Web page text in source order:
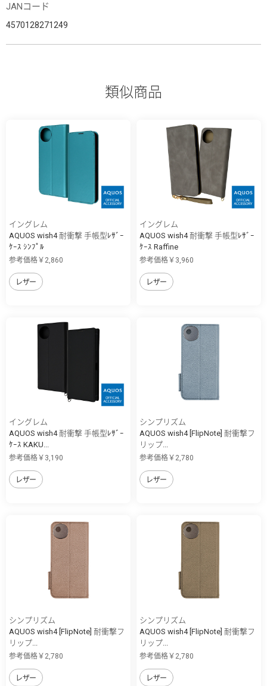
JANコード
4570128271249
類似商品
イングレム
AQUOS wish4 耐衝撃 手帳型ﾚｻﾞｰ
ｹｰｽ ｼﾝﾌﾟﾙ
参考価格￥2,860
レザー
イングレム
AQUOS wish4 耐衝撃 手帳型ﾚｻﾞｰ
ｹｰｽ Raffine
参考価格￥3,960
レザー
イングレム
AQUOS wish4 耐衝撃 手帳型ﾚｻﾞｰ
ｹｰｽ KAKU...
参考価格￥3,190
レザー
シンプリズム
AQUOS wish4 [FlipNote] 耐衝撃フ
リップ...
参考価格￥2,780
レザー
シンプリズム
AQUOS wish4 [FlipNote] 耐衝撃フ
リップ...
参考価格￥2,780
レザー
シンプリズム
AQUOS wish4 [FlipNote] 耐衝撃フ
リップ...
参考価格￥2,780
レザー